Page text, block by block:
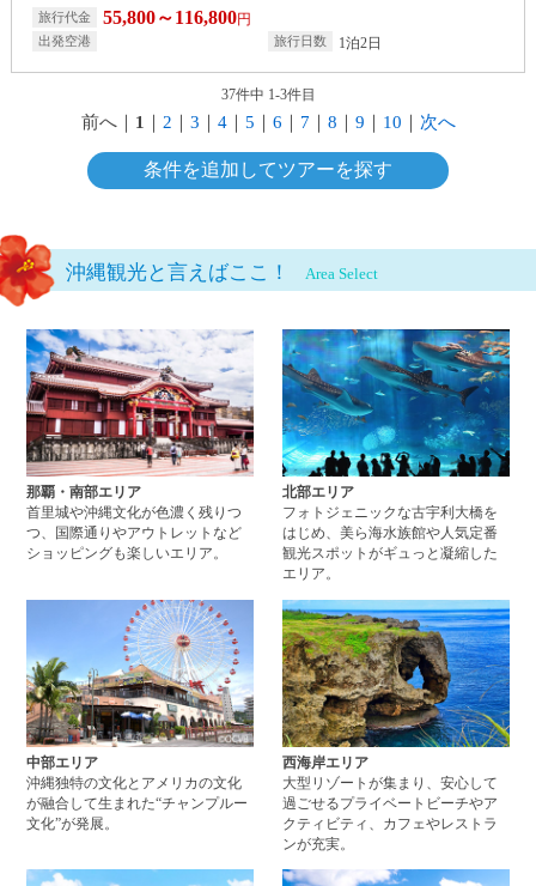
55,800～116,800円
1泊2日
37件中 1-3件目
前へ｜ 1 2 3 4｜ 5 6 7 8 9 10 次へ
条件を追加してツアーを探す
沖縄観光と言えばここ！ Area Select
那覇・南部エリア
首里城や沖縄文化が色濃く残りつ
つ、国際通りやアウトレットなど
ショッピングも楽しいエリア。
那覇・南部エリアページへ
北部エリア
フォトジェニックな古宇利大橋を
はじめ、美ら海水族館や人気定番
観光スポットがギュっと凝縮した
エリア。
中部エリア
沖縄独特の文化とアメリカの文化
が融合して生まれた“チャンプルー
文化”が発展。
中部エリアページへ
西海岸エリア
大型リゾートが集まり、安心して
過ごせるプライベートビーチやア
クティビティ、カフェやレストラ
ンが充実。
やんばるエリアページへ